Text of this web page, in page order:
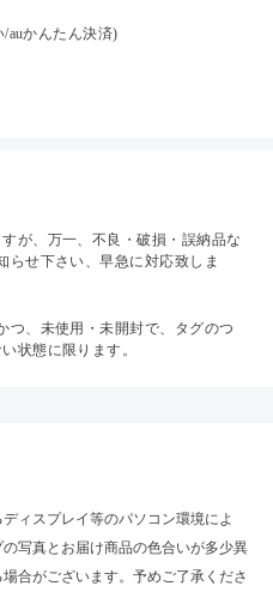
auかんたん決済)
が、万一、不良・破損・誤納品な
らせ下さい、早急に対応致しま
つ、未使用・未開封で、タグのつ
状態に限ります。
ィスプレイ等のパソコン環境によ
写真とお届け商品の色合いが多少異
合がございます。予めご了承くださ